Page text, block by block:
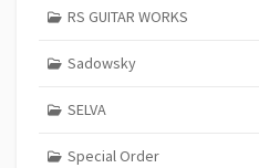
RS GUITAR WORKS
Sadowsky
SELVA
Special Order